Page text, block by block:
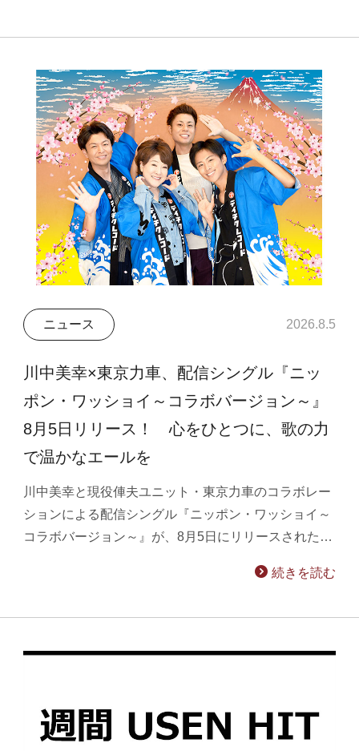
ニュース 2026.8.5
川中美幸×東京力車、配信シングル『ニッ
ポン・ワッショイ～コラボバージョン～』
8月5日リリース！ 心をひとつに、歌の力
で温かなエールを
川中美幸と現役俥夫ユニット・東京力車のコラボレー
ションによる配信シングル『ニッポン・ワッショイ～
コラボバージョン～』が、8月5日にリリースされた…
続きを読む